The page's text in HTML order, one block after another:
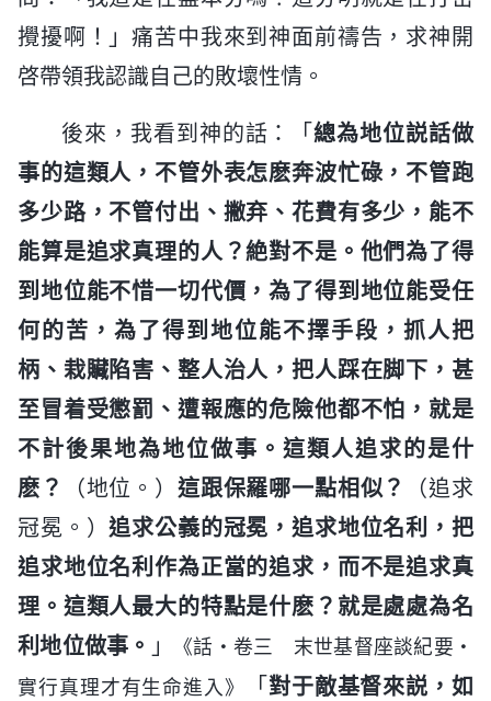
攪擾啊！」痛苦中我來到神面前禱告，求神開
啓帶領我認識自己的敗壞性情。
後來，我看到神的話：「總為地位説話做
事的這類人，不管外表怎麽奔波忙碌，不管跑
多少路，不管付出、撇弃、花費有多少，能不
能算是追求真理的人？絶對不是。他們為了得
到地位能不惜一切代價，為了得到地位能受任
何的苦，為了得到地位能不擇手段，抓人把
柄、栽贜陷害、整人治人，把人踩在脚下，甚
至冒着受懲罰、遭報應的危險他都不怕，就是
不計後果地為地位做事。這類人追求的是什
麽？
（地位。） 這跟保羅哪一點相似？
（追求
冠冕。）追求公義的冠冕，追求地位名利，把
追求地位名利作為正當的追求，而不是追求真
理。這類人最大的特點是什麽？就是處處為名
利地位做事。 」
《話・卷三 末世基督座談紀要・
實行真理才有生命進入》
「 對于敵基督來説，如